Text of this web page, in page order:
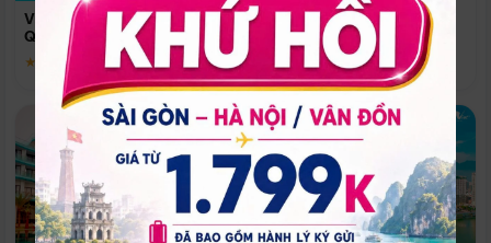
Vinpearl Resort & Spa Phu
Quoc
★ 5.0
Quoc
Phú Quốc
★ 5.0